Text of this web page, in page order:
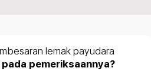
lemak payudara
pemeriksaannya?